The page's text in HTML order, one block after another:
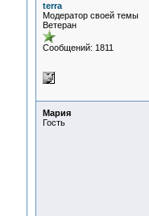
terra
Модератор своей темы
Ветеран
Сообщений: 1811
Мария
Гость